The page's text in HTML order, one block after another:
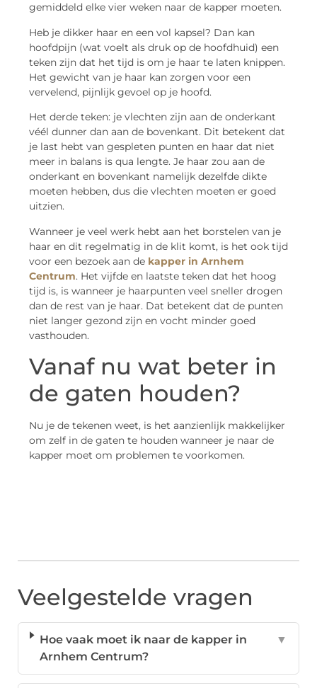
gemiddeld elke vier weken naar de kapper moeten.
Heb je dikker haar en een vol kapsel? Dan kan
hoofdpijn (wat voelt als druk op de hoofdhuid) een
teken zijn dat het tijd is om je haar te laten knippen.
Het gewicht van je haar kan zorgen voor een
vervelend, pijnlijk gevoel op je hoofd.
Het derde teken: je vlechten zijn aan de onderkant
véél dunner dan aan de bovenkant. Dit betekent dat
je last hebt van gespleten punten en haar dat niet
meer in balans is qua lengte. Je haar zou aan de
onderkant en bovenkant namelijk dezelfde dikte
moeten hebben, dus die vlechten moeten er goed
uitzien.
Wanneer je veel werk hebt aan het borstelen van je
haar en dit regelmatig in de klit komt, is het ook tijd
voor een bezoek aan de kapper in Arnhem
Centrum. Het vijfde en laatste teken dat het hoog
tijd is, is wanneer je haarpunten veel sneller drogen
dan de rest van je haar. Dat betekent dat de punten
niet langer gezond zijn en vocht minder goed
vasthouden.
Vanaf nu wat beter in
de gaten houden?
Nu je de tekenen weet, is het aanzienlijk makkelijker
om zelf in de gaten te houden wanneer je naar de
kapper moet om problemen te voorkomen.
Veelgestelde vragen
Hoe vaak moet ik naar de kapper in
Arnhem Centrum?
▼